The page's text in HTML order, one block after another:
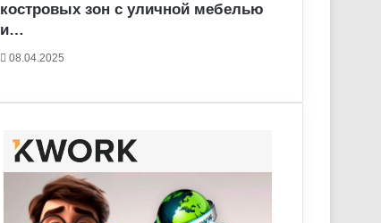
костровых зон с уличной мебелью
и…
08.04.2025